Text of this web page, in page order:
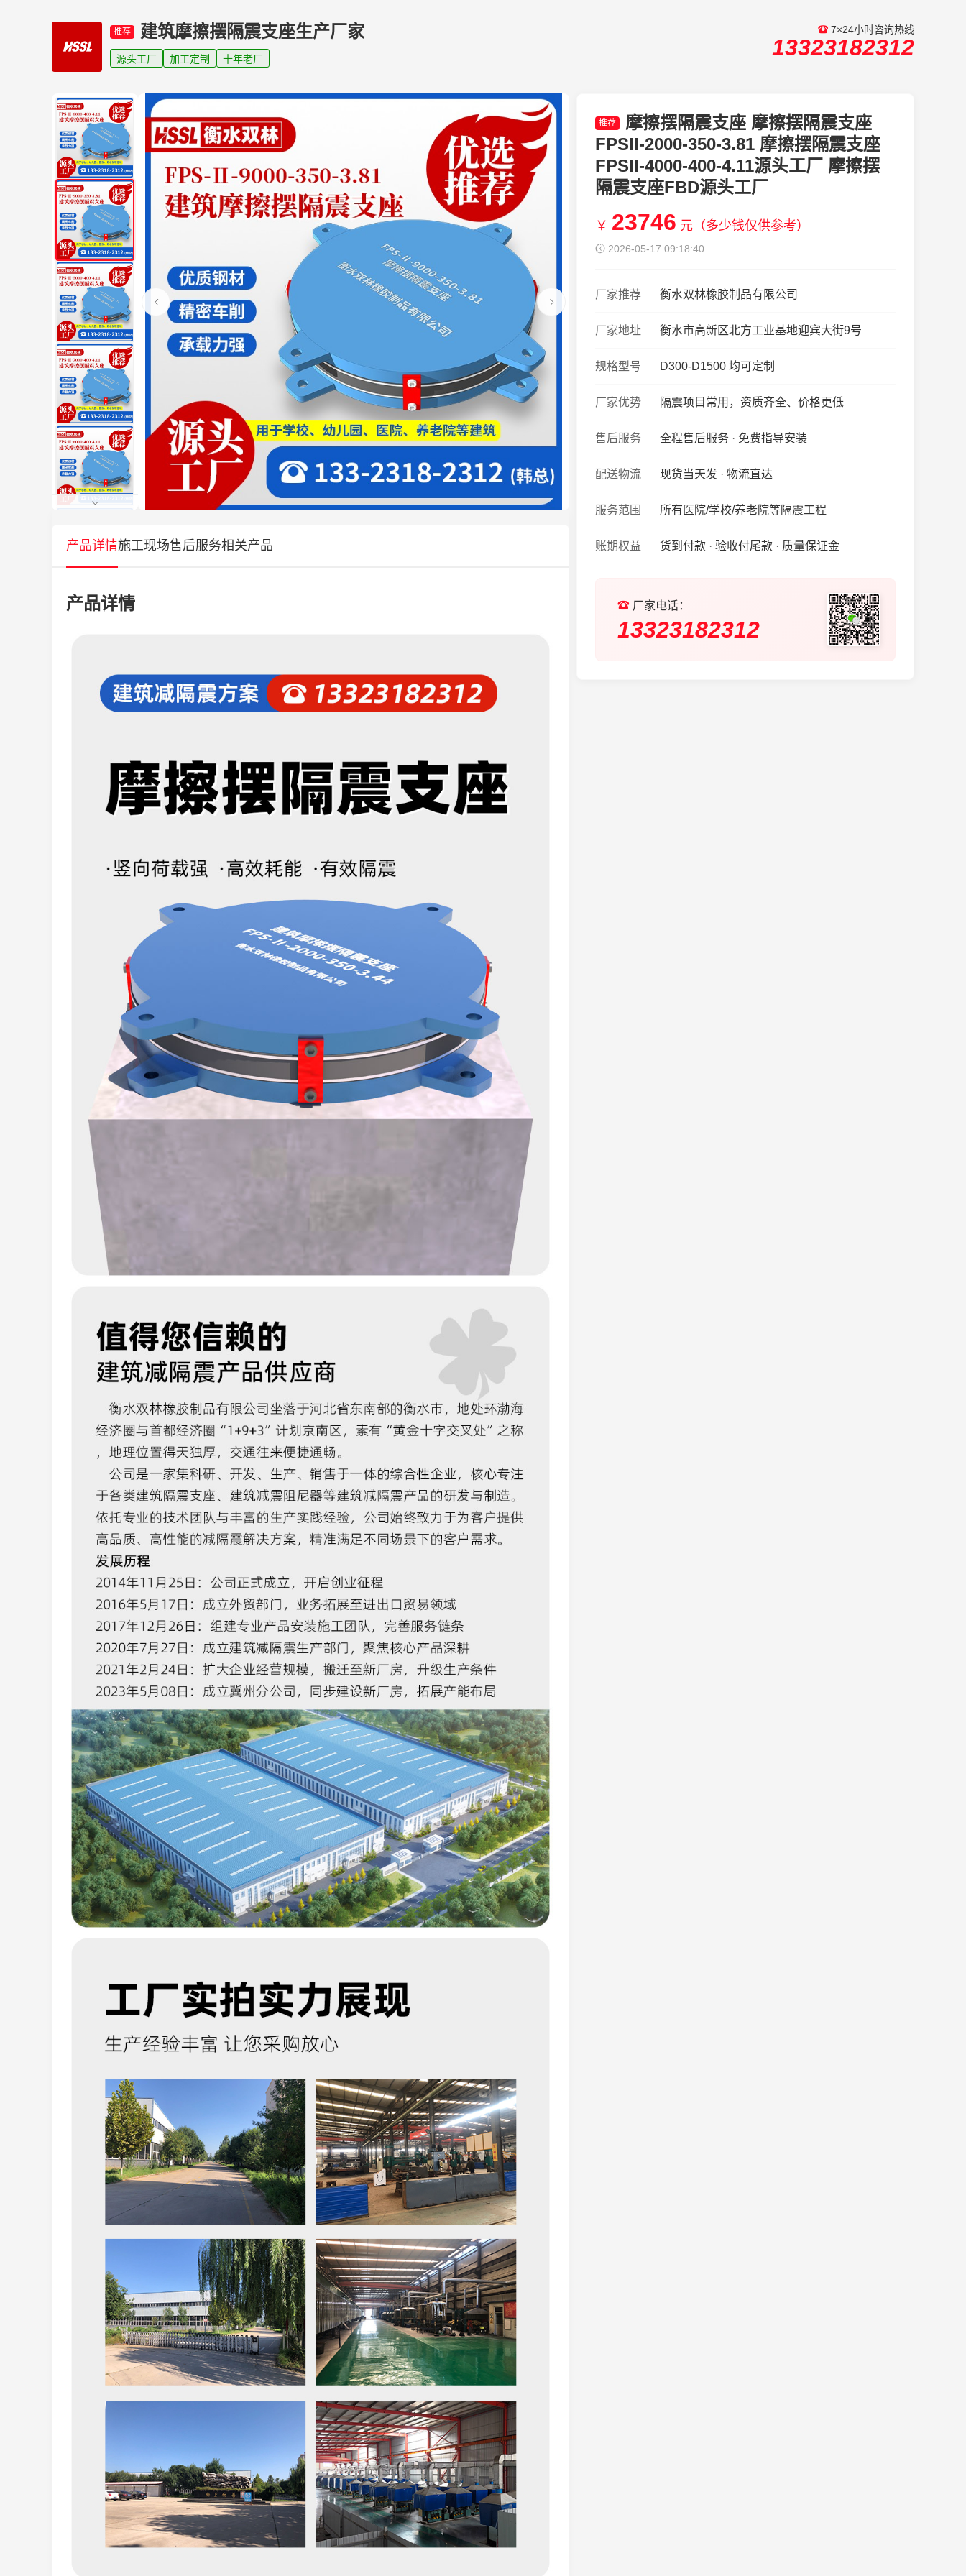
推荐 建筑摩擦摆隔震支座生产厂家
源头工厂 加工定制 十年老厂
7×24小时咨询热线
13323182312
推荐
摩擦摆隔震支座 摩擦摆隔震支座
FPSII-2000-350-3.81 摩擦摆隔震支座
FPSII-4000-400-4.11源头工厂 摩擦摆
隔震支座FBD源头工厂
￥ 23746 元（多少钱仅供参考）
2026-05-17 09:18:40
厂家推荐 衡水双林橡胶制品有限公司
厂家地址 衡水市高新区北方工业基地迎宾大街9号
规格型号 D300-D1500 均可定制
厂家优势 隔震项目常用，资质齐全、价格更低
售后服务 全程售后服务 · 免费指导安装
配送物流 现货当天发 · 物流直达
服务范围 所有医院/学校/养老院等隔震工程
账期权益 货到付款 · 验收付尾款 · 质量保证金
厂家电话：
13323182312
产品详情施工现场售后服务相关产品
产品详情